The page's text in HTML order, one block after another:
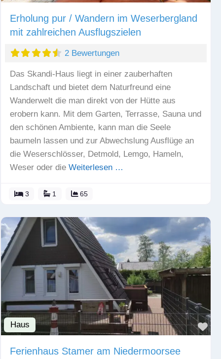
Erholung pur / Wandern im Weserbergland
mit zahlreichen Ausflugszielen
2 Bewertungen
Das Skandi-Haus liegt in einer zauberhaften
Landschaft und bietet dem Naturfreund eine
Wanderwelt die man direkt von der Hütte aus
erobern kann. Mit dem Garten, Terrasse, Sauna und
den schönen Ambiente, kann man die Seele
baumeln lassen und zur Abwechslung Ausflüge an
die Weserschlösser, Detmold, Lemgo, Hameln,
Weser oder die Weiterlesen …
3 1 65
Haus
Ferienhaus Stamer am Niedermoorsee